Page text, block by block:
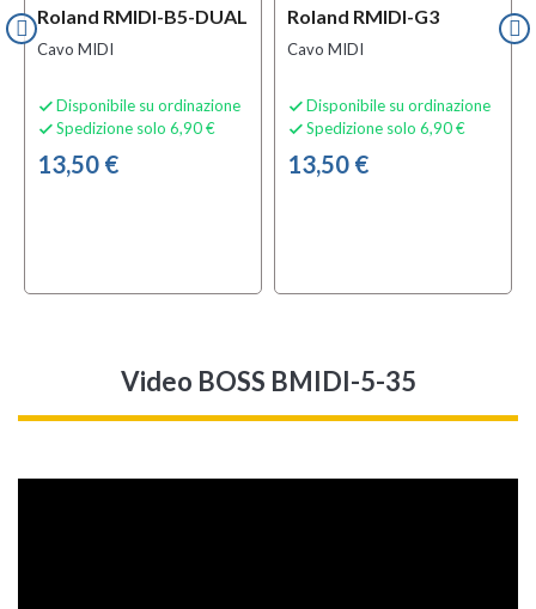
Roland RMIDI-B5-DUAL
Cavo MIDI
 Disponibile su ordinazione
 Spedizione solo 6,90 €
13,50 €
Roland RMIDI-G3
Cavo MIDI
 Disponibile su ordinazione
 Spedizione solo 6,90 €
13,50 €
Video BOSS BMIDI-5-35